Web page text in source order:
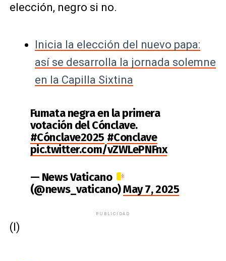
elección, negro si no.
Inicia la elección del nuevo papa:
así se desarrolla la jornada solemne
en la Capilla Sixtina
Fumata negra en la primera
votación del Cónclave.
#Cónclave2025 #Conclave
pic.twitter.com/vZWLePNFnx
— News Vaticano
(@news_vaticano)May 7, 2025
PUBLICIDAD
(I)